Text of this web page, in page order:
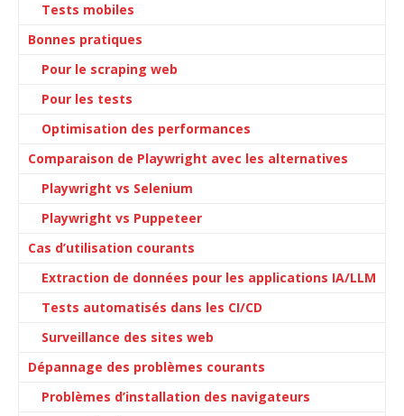
Tests mobiles
Bonnes pratiques
Pour le scraping web
Pour les tests
Optimisation des performances
Comparaison de Playwright avec les alternatives
Playwright vs Selenium
Playwright vs Puppeteer
Cas d’utilisation courants
Extraction de données pour les applications IA/LLM
Tests automatisés dans les CI/CD
Surveillance des sites web
Dépannage des problèmes courants
Problèmes d’installation des navigateurs